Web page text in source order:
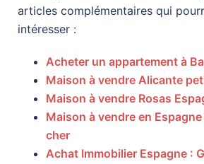
articles complémentaires qui
intéresser :
Acheter un appartement à
Maison à vendre Alicante
Maison à vendre Rosas
Maison à vendre en
cher
Achat Immobilier Espagne :